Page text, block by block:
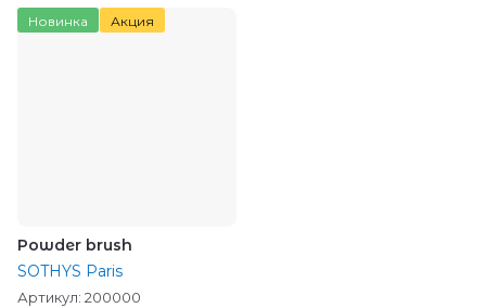
Новинка Акция
Powder brush
SOTHYS Paris
Артикул: 200000